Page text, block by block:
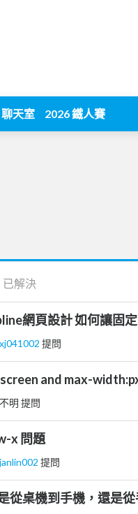
聊天室 2026 鐵人賽
已解決
網頁設計 如何讓固
xj041002 提問
and max-
明 提問
x 問題
janlin002 提問
從桌機到手機，還是